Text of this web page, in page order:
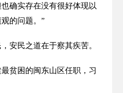
确实存在没有很好体现以
的问题。”
安民之道在于察其疾苦。
贫困的闽东山区任职，习